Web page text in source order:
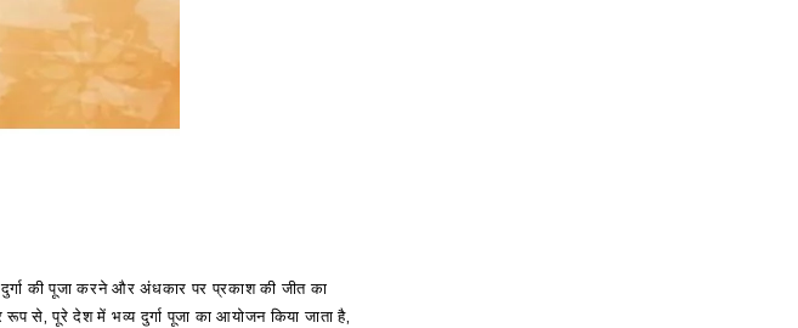
दुर्गा की पूजा करने और अंधकार पर प्रकाश की जीत का
से, पूरे देश में भव्य दुर्गा पूजा का आयोजन किया जाता है,